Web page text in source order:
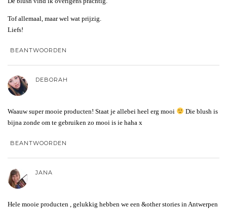
Tof allemaal, maar wel wat prijzig.
Liefs!
BEANTWOORDEN
DEBORAH
Waauw super mooie producten! Staat je allebei heel erg mooi
Die blush is
bijna zonde om te gebruiken zo mooi is ie haha x
BEANTWOORDEN
JANA
Hele mooie producten , gelukkig hebben we een &other stories in Antwerpen